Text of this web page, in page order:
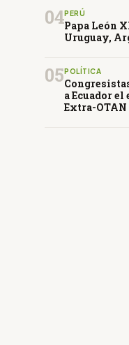
04PERÚ
Papa León
Uruguay,
05 POLÍTICA
a Ecuador
Extra-OTAN